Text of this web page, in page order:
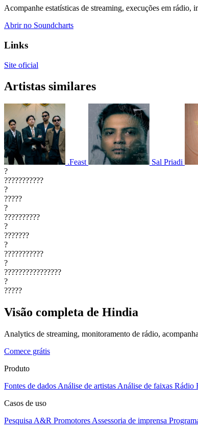
Acompanhe estatísticas de streaming, execuções em rádio,
Abrir no Soundcharts
Links
Site oficial
Artistas similares
.Feast Sal Priadi
?
???????????
?
?????
?
??????????
?
???????
?
???????????
?
????????????????
?
?????
Visão completa de Hindia
Analytics de streaming, monitoramento de rádio,
Comece grátis
Produto
Fontes de dados Análise de artistas Análise de faixas Rádio
Casos de uso
Pesquisa A&R Promotores Assessoria de imprensa